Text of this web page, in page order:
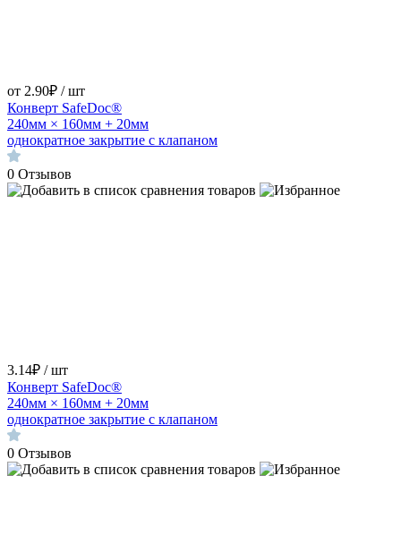
от 2.90₽ / шт
Конверт SafeDoc®
240мм × 160мм + 20мм
однократное закрытие с клапаном
0 Отзывов
3.14₽ / шт
Конверт SafeDoc®
240мм × 160мм + 20мм
однократное закрытие с клапаном
0 Отзывов